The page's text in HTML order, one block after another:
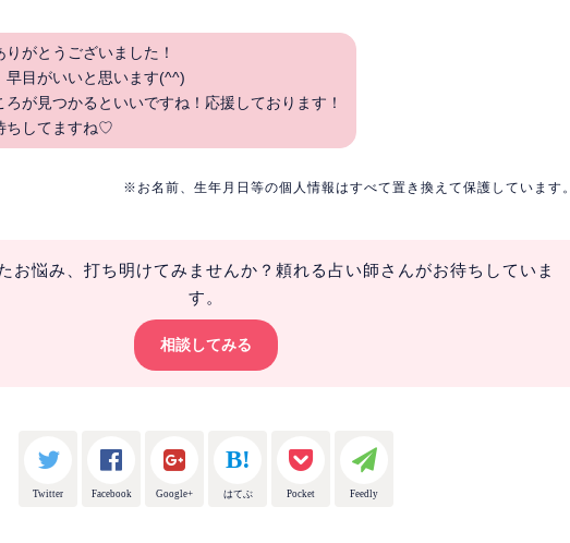
りがとうございました！
早目がいいと思います(^^)
ろが見つかるといいですね！応援しております！
ちしてますね♡
※お名前、生年月日等の個人情報はすべて置き換えて保護しています。
お悩み、打ち明けてみませんか？頼れる占い師さんがお待ちしていま
す。
相談してみる
Twitter Facebook Google+ はてぶ Pocket Feedly